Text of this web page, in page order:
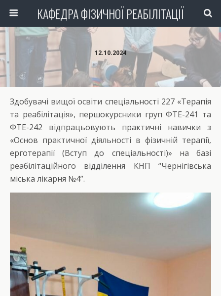
КАФЕДРА ФІЗИЧНОЇ РЕАБІЛІТАЦІЇ
12.10.2024
Здобувачі вищої освіти спеціальності 227 «Терапія
та реабілітація», першокурсники груп ФТЕ-241 та
ФТЕ-242 відпрацьовують практичні навички з
«Основ практичної діяльності в фізичній терапії,
ерготерапії (Вступ до спеціальності)» на базі
реабілітаційного відділення КНП “Чернігівська
міська лікарня №4”.